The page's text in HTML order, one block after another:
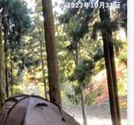
2023年10月31日